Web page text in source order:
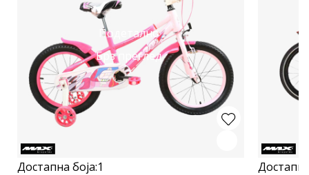
Подетално
Брз преглед
Достапна боја:1